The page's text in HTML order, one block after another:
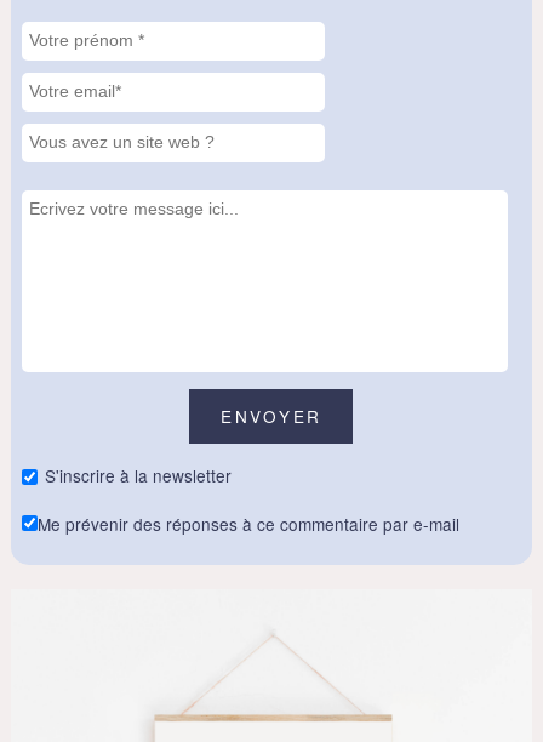
S'inscrire à la newsletter
Me prévenir des réponses à ce commentaire par e-mail